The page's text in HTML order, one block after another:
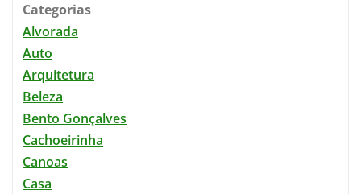
Categorias
Alvorada
Auto
Arquitetura
Beleza
Bento Gonçalves
Cachoeirinha
Canoas
Casa